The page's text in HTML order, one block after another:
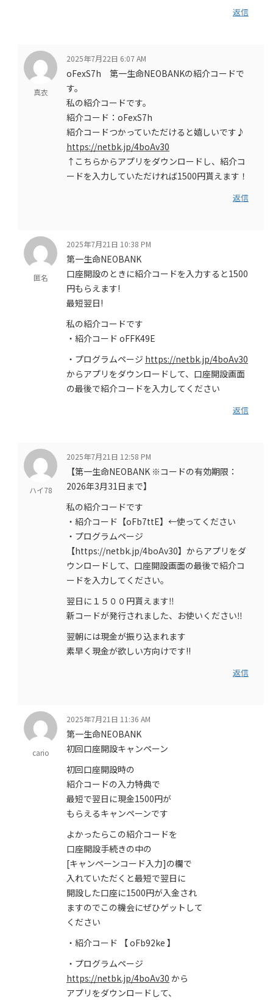
返信
真衣
2025年7月22日 6:07 AM
oFexS7h 第一生命NEOBANKの紹介コードで
す。
私の紹介コードです。
紹介コード：oFexS7h
紹介コードつかっていただけると嬉しいです♪
https://netbk.jp/4boAv30
↑こちらからアプリをダウンロードし、紹介コ
ードを入力していただければ1500円貰えます！
返信
匿名
2025年7月21日 10:38 PM
第一生命NEOBANK
口座開設のときに紹介コードを入力すると1500
円もらえます!
最短翌日!
私の紹介コードです
・紹介コード oFFK49E
・プログラムページ https://netbk.jp/4boAv30
からアプリをダウンロードして、口座開設画面
の最後で紹介コードを入力してください
返信
ハイ78
2025年7月21日 12:58 PM
【第一生命NEOBANK ※コードの有効期限：
2026年3月31日まで】
私の紹介コードです
・紹介コード【oFb7ttE】←使ってください
・プログラムページ
【https://netbk.jp/4boAv30】からアプリをダ
ウンロードして、口座開設画面の最後で紹介コ
ードを入力してください。
翌日に１５００円貰えます‼️
新コードが発行されました、お使いください‼️
翌朝には現金が振り込まれます
素早く現金が欲しい方向けです!!
返信
cario
2025年7月21日 11:36 AM
第一生命NEOBANK
初回口座開設キャンペーン
初回口座開設時の
紹介コードの入力特典で
最短で翌日に現金1500円が
もらえるキャンペーンです
よかったらこの紹介コードを
口座開設手続きの中の
[キャンペーンコード入力]の欄で
入れていただくと最短で翌日に
開設した口座に1500円が入金され
ますのでこの機会にぜひゲットして
ください
・紹介コード 【 oFb92ke 】
・プログラムページ
https://netbk.jp/4boAv30 から
アプリをダウンロードして、